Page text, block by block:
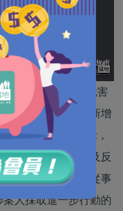
峯等7人列為指明危害
方國安處亦公布新增
25日）發聲明表示，
盟的官員、政客及反
逃海外、並繼續從事
人採取進一步行動的